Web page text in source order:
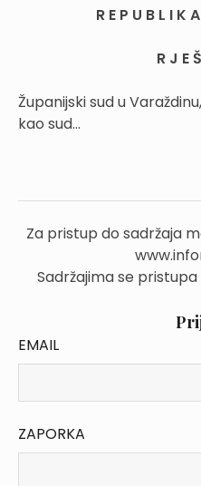
R E P U B L I K
R J E
Županijski sud u
kao sud...
Za pristup do sadržaja
Sadržajima se
EMAIL
ZAPORKA